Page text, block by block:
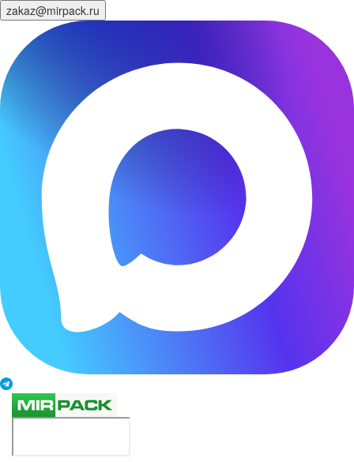
zakaz@mirpack.ru